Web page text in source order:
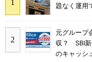
題なく運用
元グループ
収？ SBI新
のキャッシ